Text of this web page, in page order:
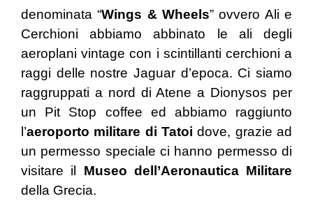
denominata “Wings & Wheels” ovvero Ali e
Cerchioni abbiamo abbinato le ali degli
aeroplani vintage con i scintillanti cerchioni a
raggi delle nostre Jaguar d’epoca. Ci siamo
raggruppati a nord di Atene a Dionysos per
un Pit Stop coffee ed abbiamo raggiunto
l’aeroporto militare di Tatoi dove, grazie ad
un permesso speciale ci hanno permesso di
visitare il Museo dell’Aeronautica Militare
della Grecia.